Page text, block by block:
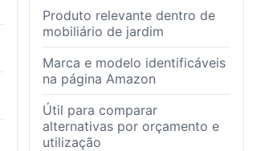
Produto relevante dentro de
mobiliário de jardim
Marca e modelo identificáveis
na página Amazon
Útil para comparar
alternativas por orçamento e
utilização